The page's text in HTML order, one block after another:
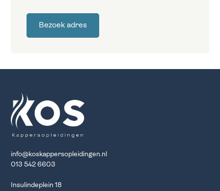
Bezoek adres
info@koskappersopleidingen.nl
013 542 6603
Insulindeplein 18